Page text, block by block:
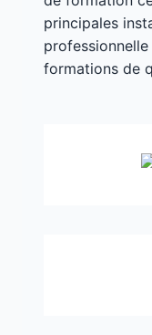
principales
formations de